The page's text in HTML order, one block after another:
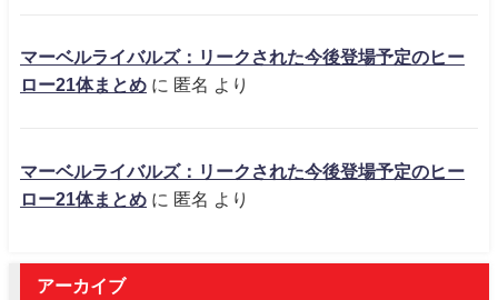
マーベルライバルズ：リークされた今後登場予定のヒー
ロー21体まとめ に 匿名 より
マーベルライバルズ：リークされた今後登場予定のヒー
ロー21体まとめ に 匿名 より
アーカイブ